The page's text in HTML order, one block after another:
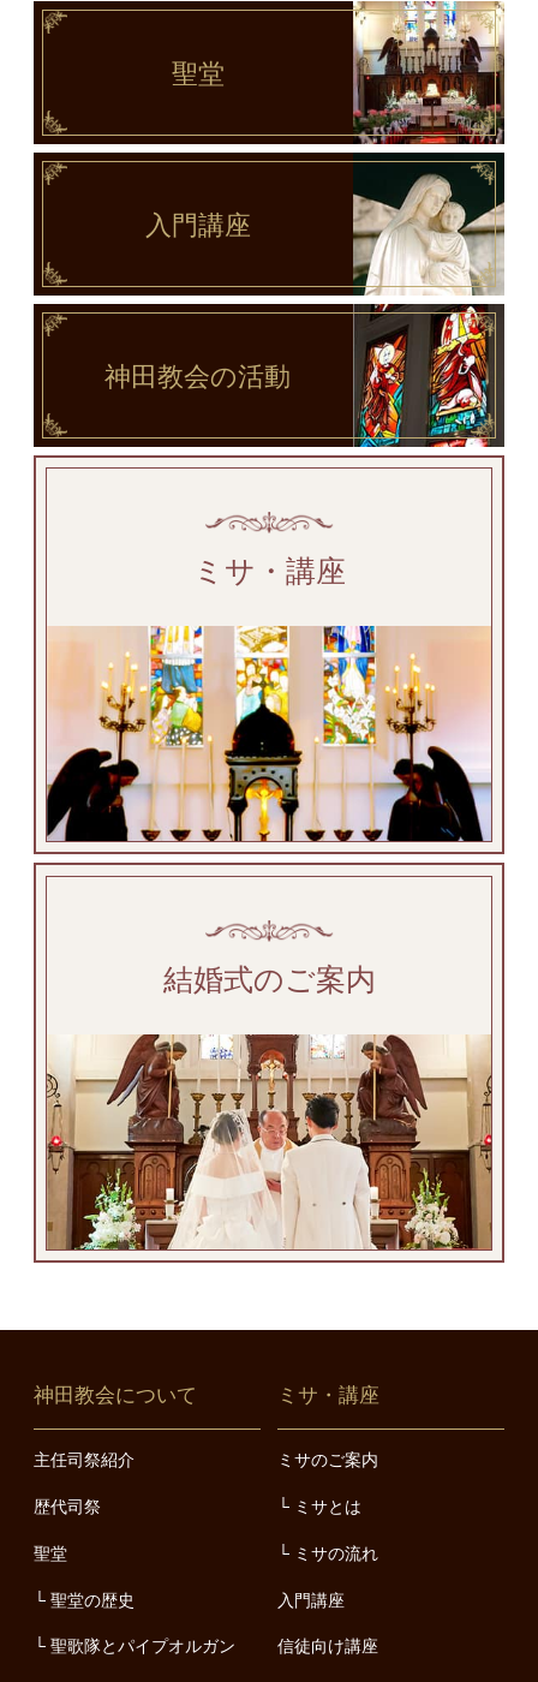
聖堂
入門講座
神田教会の活動
ミサ・講座
結婚式のご案内
神田教会について
主任司祭紹介
歴代司祭
聖堂
聖堂の歴史
聖歌隊とパイプオルガン
ミサ・講座
ミサのご案内
ミサとは
ミサの流れ
入門講座
信徒向け講座